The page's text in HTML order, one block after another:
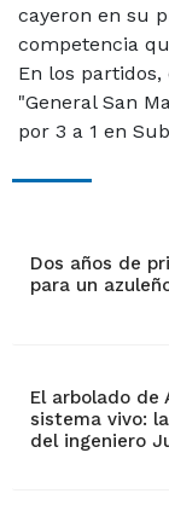
cayeron en su
competencia
En los
"General San
por 3 a 1 en
Dos años de
para un
El arbolado de
sistema vivo:
del ingeniero